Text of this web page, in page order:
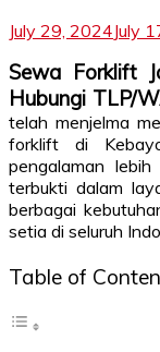
July 29, 2024July
Sewa Forklift
Hubungi TLP/
telah menjelma
forklift di
pengalaman
terbukti dalam
berbagai
setia di seluruh
Table of